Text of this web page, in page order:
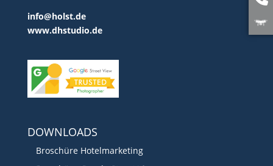
info@holst.de
www.dhstudio.de
DOWNLOADS
Broschüre Hotelmarketing